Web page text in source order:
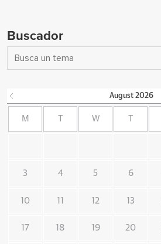
Buscador
August 2026
M W
3 4 5 6
10 11 12 13
17 18 19 20